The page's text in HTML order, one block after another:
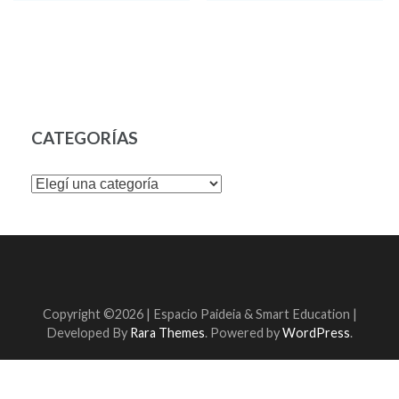
CATEGORÍAS
Copyright ©2026 | Espacio Paideia & Smart Education |
Developed By Rara Themes. Powered byWordPress.